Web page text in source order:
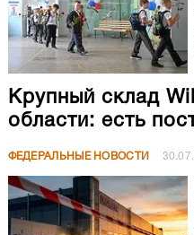
Крупный склад
области: есть
ФЕДЕРАЛЬНЫЕ НОВОСТИ